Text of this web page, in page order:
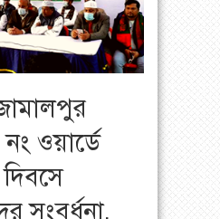
ওয়ার্ডে
সংবর্ধনা,